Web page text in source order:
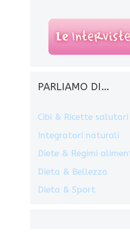
PARLIAMO DI…
Cibi & Ricette salutari
Integratori naturali
Diete & Regimi
Dieta & Bellezza
Dieta & Sport